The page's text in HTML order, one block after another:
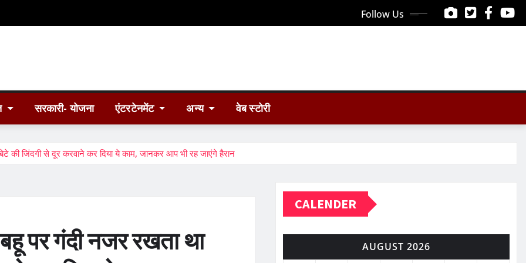
Follow Us
सरकारी- योजना एंटरटेनमेंट अन्य वेब स्टोरी
जिंदगी से दूर करवाने कर दिया ये काम, जानकर आप भी रह जाएंगे हैरान
पर गंदी नजर रखता था
CALENDER
AUGUST 2026